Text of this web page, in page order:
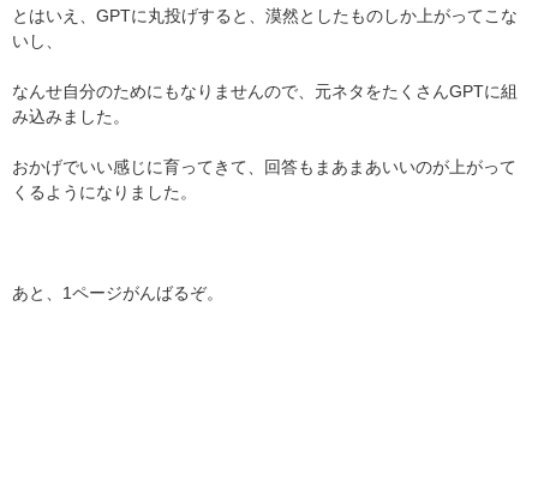
とはいえ、GPTに丸投げすると、漠然としたものしか上がってこな
いし、
なんせ自分のためにもなりませんので、元ネタをたくさんGPTに組
み込みました。
おかげでいい感じに育ってきて、回答もまあまあいいのが上がって
くるようになりました。
あと、1ページがんばるぞ。